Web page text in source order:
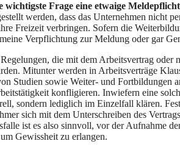
Frage eine etwaige
werden, dass das Unternehmen nicht
Freizeit verbringen. Sofern die
Verpflichtung zur Meldung oder gar
die mit dem Arbeitsvertrag oder
Mitunter werden in Arbeitsverträge
Studien sowie Weiter- und Fortbildungen
konfligieren. Inwiefern eine
sondern lediglich im Einzelfall klären.
sich mit dem Unterschreiben des
ist es also sinnvoll, vor der Aufnahme
Gewissheit zu erlangen.